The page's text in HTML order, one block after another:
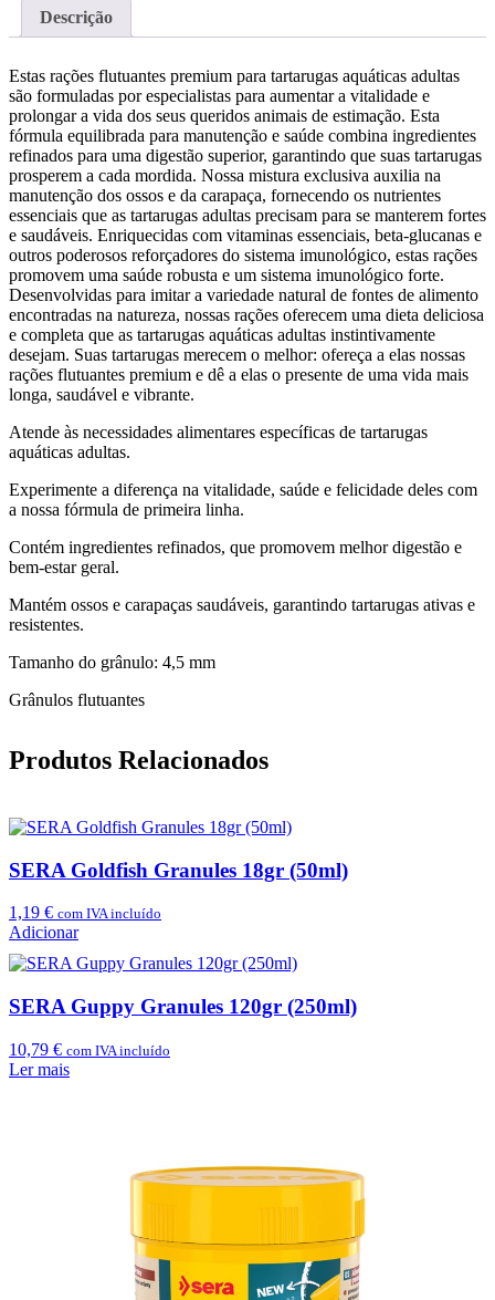
Descrição
Estas rações flutuantes premium para tartarugas aquáticas adultas
são formuladas por especialistas para aumentar a vitalidade e
prolongar a vida dos seus queridos animais de estimação. Esta
fórmula equilibrada para manutenção e saúde combina ingredientes
refinados para uma digestão superior, garantindo que suas tartarugas
prosperem a cada mordida. Nossa mistura exclusiva auxilia na
manutenção dos ossos e da carapaça, fornecendo os nutrientes
essenciais que as tartarugas adultas precisam para se manterem fortes
e saudáveis. Enriquecidas com vitaminas essenciais, beta-glucanas e
outros poderosos reforçadores do sistema imunológico, estas rações
promovem uma saúde robusta e um sistema imunológico forte.
Desenvolvidas para imitar a variedade natural de fontes de alimento
encontradas na natureza, nossas rações oferecem uma dieta deliciosa
e completa que as tartarugas aquáticas adultas instintivamente
desejam. Suas tartarugas merecem o melhor: ofereça a elas nossas
rações flutuantes premium e dê a elas o presente de uma vida mais
longa, saudável e vibrante.
Atende às necessidades alimentares específicas de tartarugas
aquáticas adultas.
Experimente a diferença na vitalidade, saúde e felicidade deles com
a nossa fórmula de primeira linha.
Contém ingredientes refinados, que promovem melhor digestão e
bem-estar geral.
Mantém ossos e carapaças saudáveis, garantindo tartarugas ativas e
resistentes.
Tamanho do grânulo: 4,5 mm
Grânulos flutuantes
Produtos Relacionados
SERA Goldfish Granules 18gr (50ml)
1,19 € com IVA incluído
Adicionar
SERA Guppy Granules 120gr (250ml)
10,79 € com IVA incluído
Ler mais